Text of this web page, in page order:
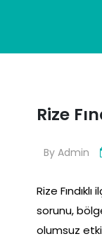
Rize
By Admin
Rize
sorunu,
olumsuz